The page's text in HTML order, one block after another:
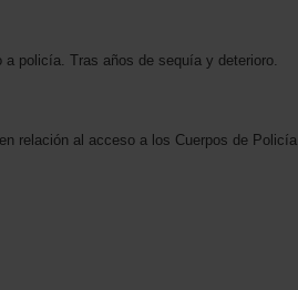
policía. Tras años de sequía y deterioro.
relación al acceso a los Cuerpos de Policía